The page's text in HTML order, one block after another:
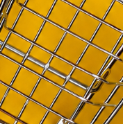
TÜNDÉRI
PLAZA